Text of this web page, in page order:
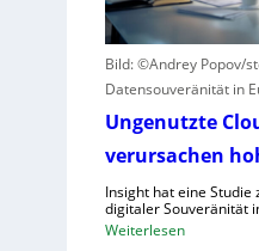
k
e
r
ü
d
e
r
B
l
i
c
k
a
u
f
Bild: ©Andrey Popov/
Datensouveränität in
Ungenutzte
verursachen
Insight hat eine Studie
digitaler Souveränität
Weiterlesen: